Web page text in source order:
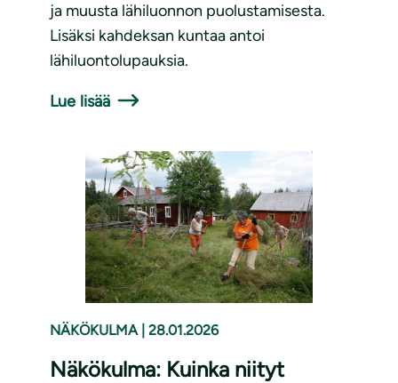
ja muusta lähiluonnon puolustamisesta.
Lisäksi kahdeksan kuntaa antoi
lähiluontolupauksia.
Lue lisää
NÄKÖKULMA 28.01.2026
Näkökulma: Kuinka niityt